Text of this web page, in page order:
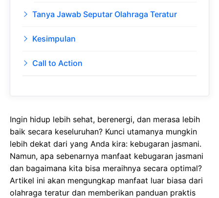
Tanya Jawab Seputar Olahraga Teratur
Kesimpulan
Call to Action
Ingin hidup lebih sehat, berenergi, dan merasa lebih
baik secara keseluruhan? Kunci utamanya mungkin
lebih dekat dari yang Anda kira: kebugaran jasmani.
Namun, apa sebenarnya manfaat kebugaran jasmani
dan bagaimana kita bisa meraihnya secara optimal?
Artikel ini akan mengungkap manfaat luar biasa dari
olahraga teratur dan memberikan panduan praktis